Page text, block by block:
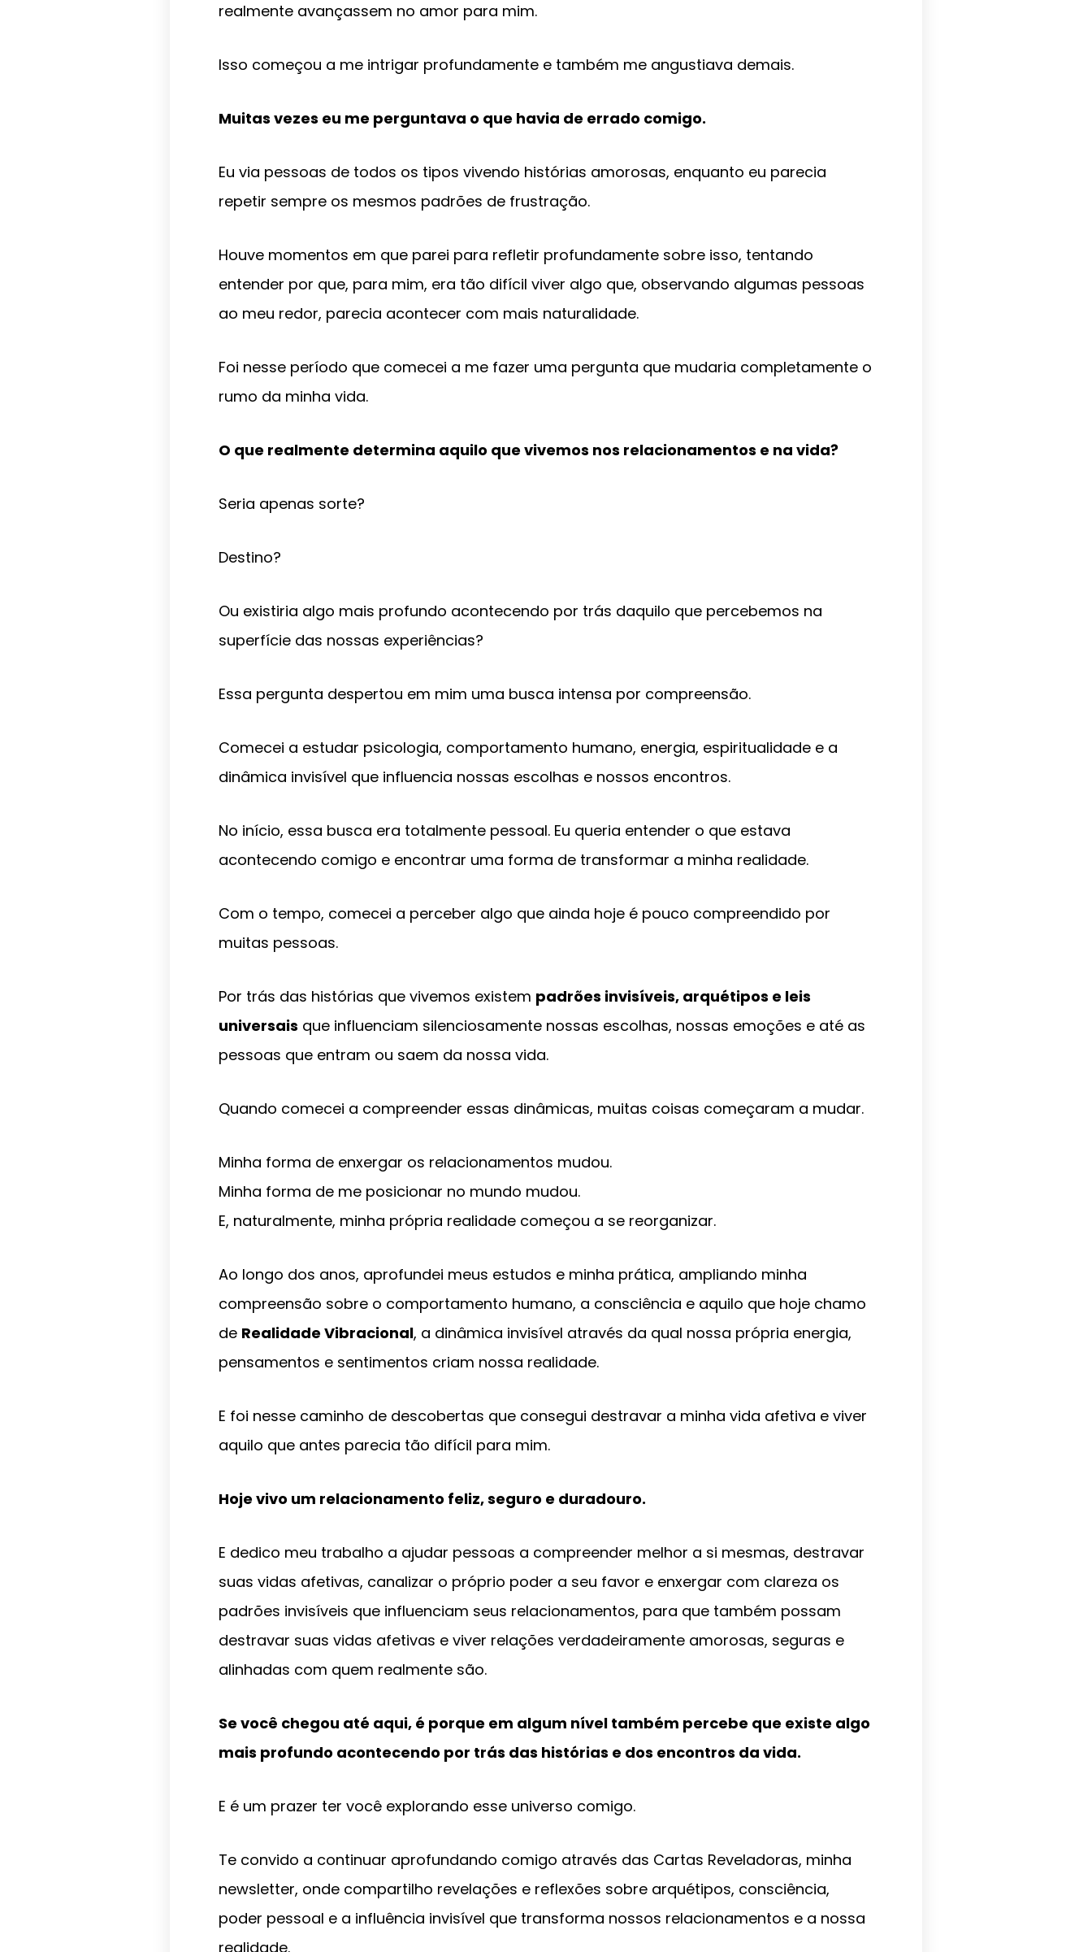
realmente avançassem no amor para mim.
Isso começou a me intrigar profundamente e também me angustiava demais.
Muitas vezes eu me perguntava o que havia de errado comigo.
Eu via pessoas de todos os tipos vivendo histórias amorosas, enquanto eu parecia
repetir sempre os mesmos padrões de frustração.
Houve momentos em que parei para refletir profundamente sobre isso, tentando
entender por que, para mim, era tão difícil viver algo que, observando algumas pessoas
ao meu redor, parecia acontecer com mais naturalidade.
Foi nesse período que comecei a me fazer uma pergunta que mudaria completamente o
rumo da minha vida.
O que realmente determina aquilo que vivemos nos relacionamentos e na vida?
Seria apenas sorte?
Destino?
Ou existiria algo mais profundo acontecendo por trás daquilo que percebemos na
superfície das nossas experiências?
Essa pergunta despertou em mim uma busca intensa por compreensão.
Comecei a estudar psicologia, comportamento humano, energia, espiritualidade e a
dinâmica invisível que influencia nossas escolhas e nossos encontros.
No início, essa busca era totalmente pessoal. Eu queria entender o que estava
acontecendo comigo e encontrar uma forma de transformar a minha realidade.
Com o tempo, comecei a perceber algo que ainda hoje é pouco compreendido por
muitas pessoas.
Por trás das histórias que vivemos existem padrões invisíveis, arquétipos e leis
universais que influenciam silenciosamente nossas escolhas, nossas emoções e até as
pessoas que entram ou saem da nossa vida.
Quando comecei a compreender essas dinâmicas, muitas coisas começaram a mudar.
Minha forma de enxergar os relacionamentos mudou.
Minha forma de me posicionar no mundo mudou.
E, naturalmente, minha própria realidade começou a se reorganizar.
Ao longo dos anos, aprofundei meus estudos e minha prática, ampliando minha
compreensão sobre o comportamento humano, a consciência e aquilo que hoje chamo
de Realidade Vibracional, a dinâmica invisível através da qual nossa própria energia,
pensamentos e sentimentos criam nossa realidade.
E foi nesse caminho de descobertas que consegui destravar a minha vida afetiva e viver
aquilo que antes parecia tão difícil para mim.
Hoje vivo um relacionamento feliz, seguro e duradouro.
E dedico meu trabalho a ajudar pessoas a compreender melhor a si mesmas, destravar
suas vidas afetivas, canalizar o próprio poder a seu favor e enxergar com clareza os
padrões invisíveis que influenciam seus relacionamentos, para que também possam
destravar suas vidas afetivas e viver relações verdadeiramente amorosas, seguras e
alinhadas com quem realmente são.
Se você chegou até aqui, é porque em algum nível também percebe que existe algo
mais profundo acontecendo por trás das histórias e dos encontros da vida.
E é um prazer ter você explorando esse universo comigo.
Te convido a continuar aprofundando comigo através das Cartas Reveladoras, minha
newsletter, onde compartilho revelações e reflexões sobre arquétipos, consciência,
poder pessoal e a influência invisível que transforma nossos relacionamentos e a nossa
realidade.